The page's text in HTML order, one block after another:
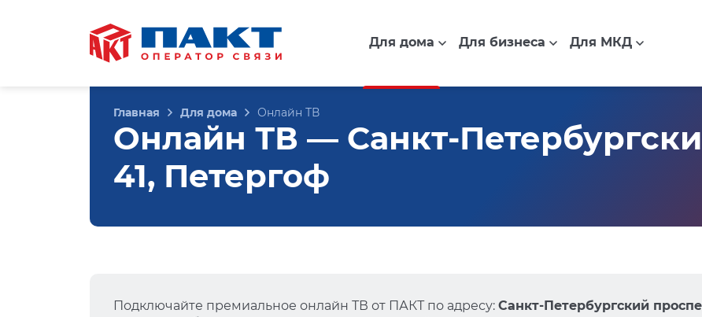
Для дома Для бизнеса Для МКД
Главная Для дома Онлайн ТВ
Онлайн ТВ — Санкт-
41, Петергоф
Подключайте премиальное онлайн ТВ от ПАКТ по адресу: Санкт-Петербургский